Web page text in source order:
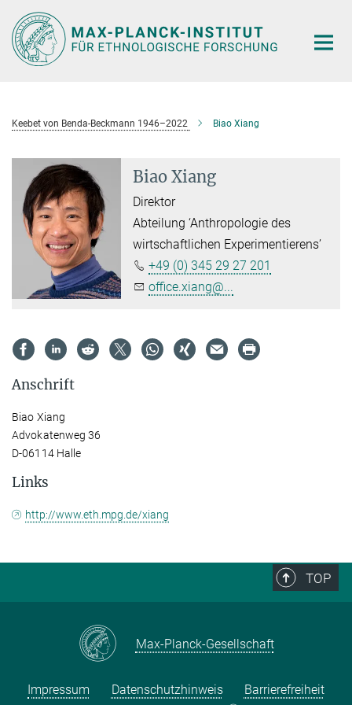
Hauptinhalt
Keebet von Benda-Beckmann 1946–2022 Biao Xiang
Biao Xiang
Direktor
Abteilung ‘Anthropologie des
wirtschaftlichen Experimentierens’
+49 (0) 345 29 27 201
office.xiang@...
Anschrift
Biao Xiang
Advokatenweg 36
D-06114 Halle
Links
http://www.eth.mpg.de/xiang
TOP
Max-Planck-Gesellschaft
Impressum Datenschutzhinweis
Barrierefreiheit